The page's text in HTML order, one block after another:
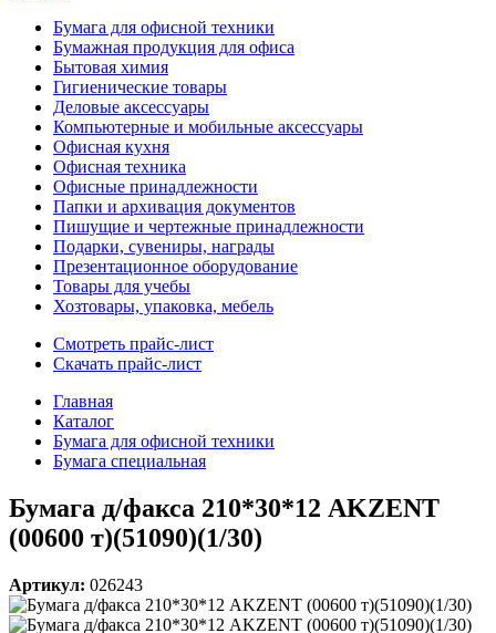
Бумага для офисной техники
Бумажная продукция для офиса
Бытовая химия
Гигиенические товары
Деловые аксессуары
Компьютерные и мобильные аксессуары
Офисная кухня
Офисная техника
Офисные принадлежности
Папки и архивация документов
Пишущие и чертежные принадлежности
Подарки, сувениры, награды
Презентационное оборудование
Товары для учебы
Хозтовары, упаковка, мебель
Смотреть прайс-лист
Скачать прайс-лист
Главная
Каталог
Бумага для офисной техники
Бумага специальная
Бумага д/факса 210*30*12 AKZENT
(00600 т)(51090)(1/30)
Артикул: 026243